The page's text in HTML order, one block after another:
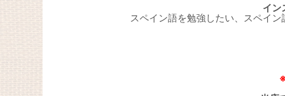
イン
スペイン語を勉強したい、スペイ